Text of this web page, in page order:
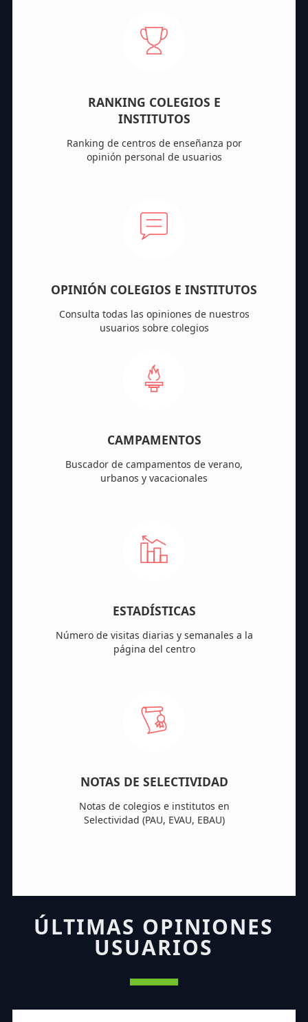
RANKING COLEGIOS E
INSTITUTOS
Ranking de centros de enseñanza por
opinión personal de usuarios
OPINIÓN COLEGIOS E INSTITUTOS
Consulta todas las opiniones de nuestros
usuarios sobre colegios
CAMPAMENTOS
Buscador de campamentos de verano,
urbanos y vacacionales
ESTADÍSTICAS
Número de visitas diarias y semanales a la
página del centro
NOTAS DE SELECTIVIDAD
Notas de colegios e institutos en
Selectividad (PAU, EVAU, EBAU)
ÚLTIMAS OPINIONES
USUARIOS